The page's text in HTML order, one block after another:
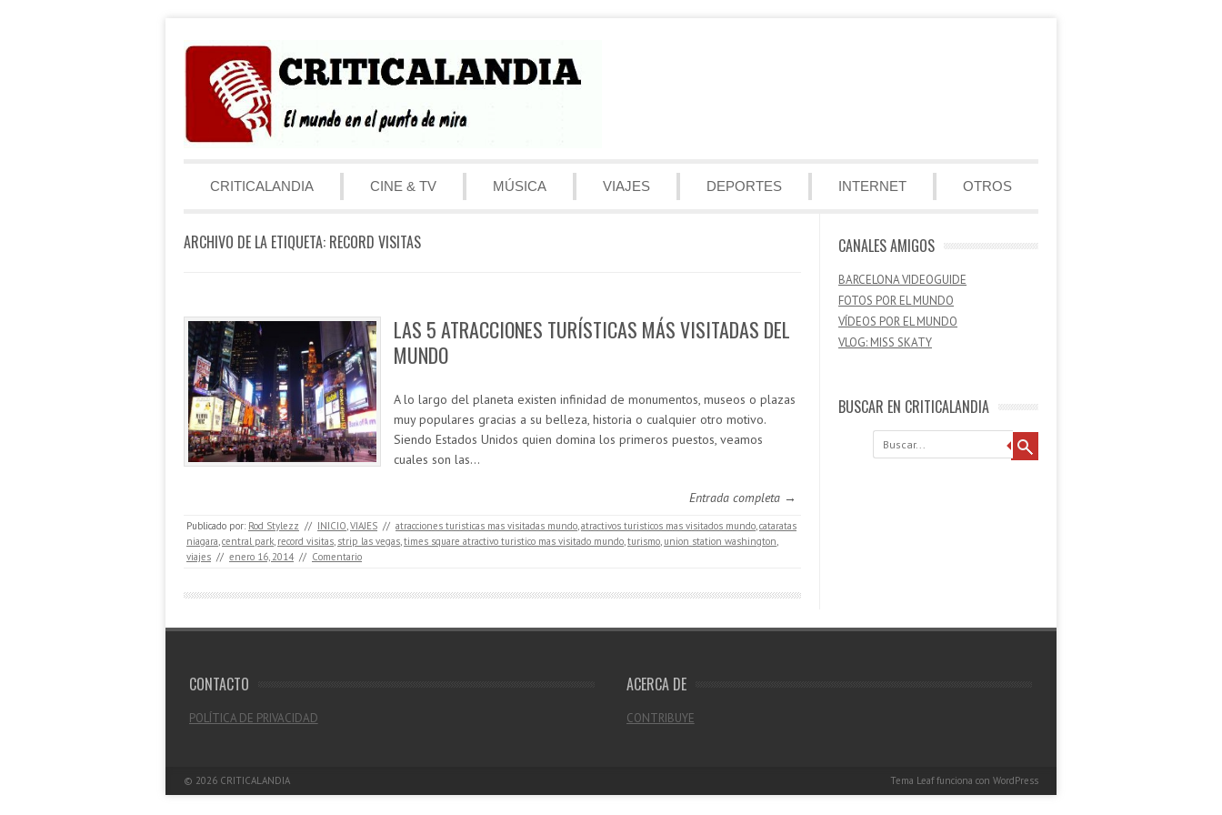
Menú
CRITICALANDIA
CINE & TV MÚSICA VIAJES DEPORTES INTERNET OTROS
ARCHIVO DE LA ETIQUETA: RECORD VISITAS
LAS 5 ATRACCIONES TURÍSTICAS MÁS VISITADAS DEL
MUNDO
A lo largo del planeta existen infinidad de monumentos, museos o plazas
muy populares gracias a su belleza, historia o cualquier otro motivo.
Siendo Estados Unidos quien domina los primeros puestos, veamos
cuales son las…
Entrada completa →
Publicado por: Rod Stylezz // INICIO,VIAJES // atracciones turisticas mas visitadas mundo,atractivos turisticos mas visitados mundo,cataratas
niagara,central park, record visitas, strip las vegas,times square atractivo turistico mas visitado mundo,turismo, union station washington,
viajes // enero 16, 2014 // Comentario
CANALES AMIGOS
BARCELONA VIDEOGUIDE
FOTOS POR EL MUNDO
VÍDEOS POR EL MUNDO
VLOG: MISS SKATY
BUSCAR EN CRITICALANDIA
Buscar
CONTACTO
POLÍTICA DE PRIVACIDAD
ACERCA DE
CONTRIBUYE
© 2026 CRITICALANDIA Tema Leaffunciona con WordPress